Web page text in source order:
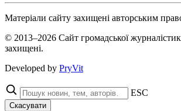
Матеріали сайту захищені авторським
© 2013–2026 Сайт громадської
захищені.
Developed by PryVit
ESC
Скасувати